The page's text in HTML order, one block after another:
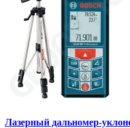
Лазерный дальномер-